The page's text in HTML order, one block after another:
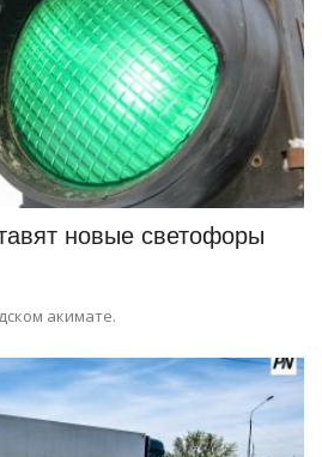
новые светофоры
акимате.